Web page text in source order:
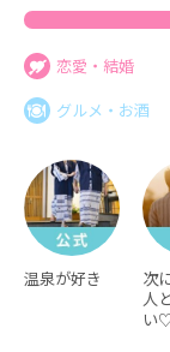
恋愛・結婚
グルメ・お酒
温泉が好き
次
人
い